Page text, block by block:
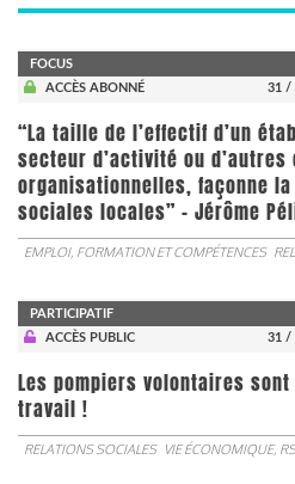
FOCUS
ACCÈS ABONNÉ
31 /
“La taille de l’effectif d’un
secteur d’activité ou
organisationnelles, façonne
sociales locales” - Jérôme
EMPLOI, FORMATION ET COMPÉTENCES
PARTICIPATIF
ACCÈS PUBLIC
31 /
Les pompiers volontaires
travail !
RELATIONS SOCIALES VIE ÉCONOMIQUE,